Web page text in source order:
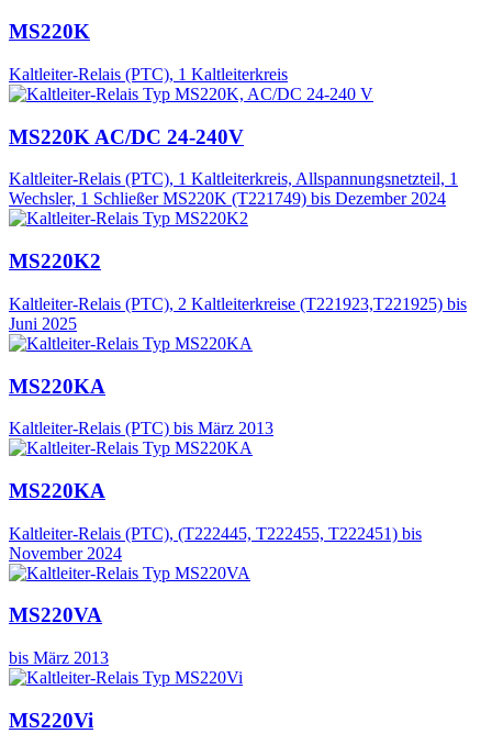
MS220K
Kaltleiter-Relais (PTC), 1 Kaltleiterkreis
MS220K AC/DC 24-240V
Kaltleiter-Relais (PTC), 1 Kaltleiterkreis, Allspannungsnetzteil, 1
Wechsler, 1 Schließer MS220K (T221749) bis Dezember 2024
MS220K2
Kaltleiter-Relais (PTC), 2 Kaltleiterkreise (T221923,T221925) bis
Juni 2025
MS220KA
Kaltleiter-Relais (PTC) bis März 2013
MS220KA
Kaltleiter-Relais (PTC), (T222445, T222455, T222451) bis
November 2024
MS220VA
bis März 2013
MS220Vi